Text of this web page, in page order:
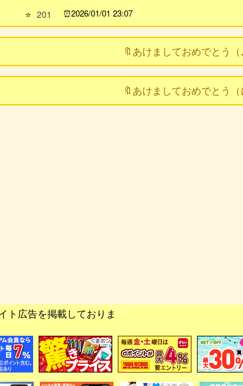
⭐ 201 2026/01/01 23:07
🔖あけましておめでとう（
🔖あけましておめでとう（